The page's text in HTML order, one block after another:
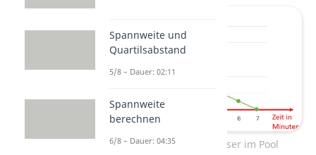
Kurvendiagramm – Wasser im Pool
Spannweite und
Quartilsabstand
5/8 – Dauer: 02:11
Spannweite
berechnen
6/8 – Dauer: 04:35